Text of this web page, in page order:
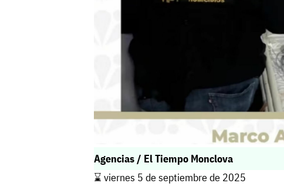
Agencias / El Tiempo Monclova
⌛️ viernes 5 de septiembre de 2025